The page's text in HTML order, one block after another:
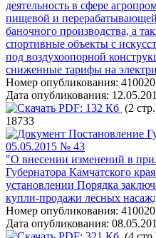
деятельность в сфере
пищевой и
баночного производства, а
спортивные объекты с
под воздухоопорной
сниженные тарифы на
Номер опубликования:
Дата опубликования:
PDF: 132 Кб (2
18733
Постановление
05.05.2015 № 43
"О внесении изменений в
Губернатора Камчатского
установлении Порядка
купли-продажи лесных
Номер опубликования:
Дата опубликования: